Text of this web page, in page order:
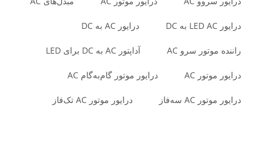
درایور LED AC به DC درایور AC به DC
راننده موتور سرو AC آداپتور AC به DC برای LED
درایور موتور AC درایور موتور گام‌به‌گام AC
درایور موتور AC سه‌فاز درایور موتور AC تک‌فاز